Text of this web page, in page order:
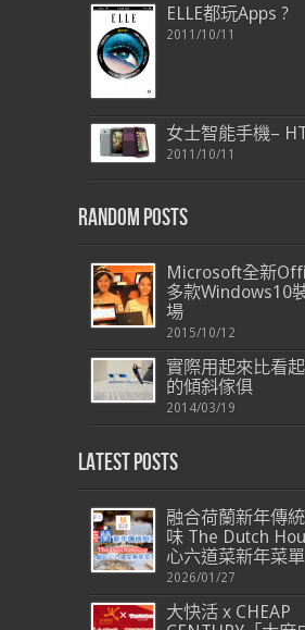
ELLE都玩Apps ?
2011/10/11
女士智能手機–
2011/10/11
Random Posts
Microsoft全新
多款Windows10
場
2015/10/12
實際用起來比看
的傾斜傢俱
2014/03/19
Latest Posts
融合荷蘭新年傳
味 The Dutch
心六道菜新年菜單
2026/01/27
大快活 x CHEAP